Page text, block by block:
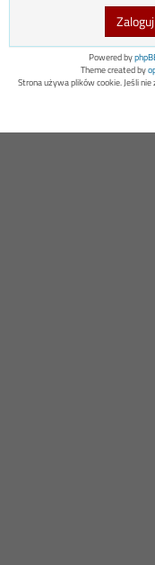
Powered by
Theme created by
Strona używa plików cookie. Jeśli